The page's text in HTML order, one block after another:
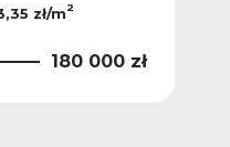
zł/m2
180 000 zł